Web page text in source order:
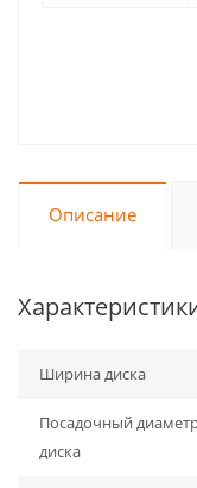
Описание
Ширина диска
Посадочный
диска